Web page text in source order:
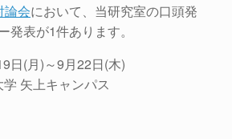
論会において、当研究室の口頭発
発表が1件あります。
日(月)～9月22日(木)
矢上キャンパス